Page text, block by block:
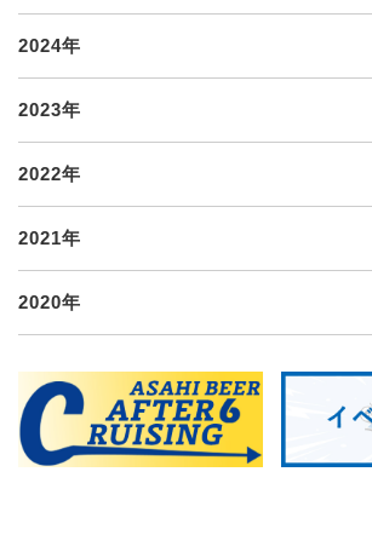
2024年
2023年
2022年
2021年
2020年